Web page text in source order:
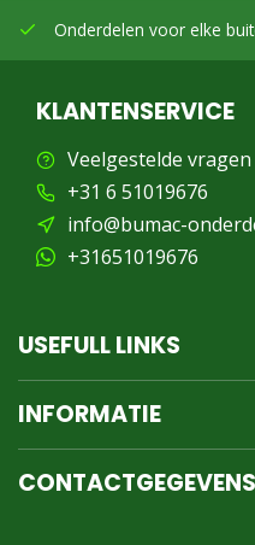
Onderdelen voor elke
KLANTENSERVICE
Veelgestelde vragen
+31 6 51019676
info@bumac-
+31651019676
USEFULL LINKS
INFORMATIE
CONTACTGEGEVENS